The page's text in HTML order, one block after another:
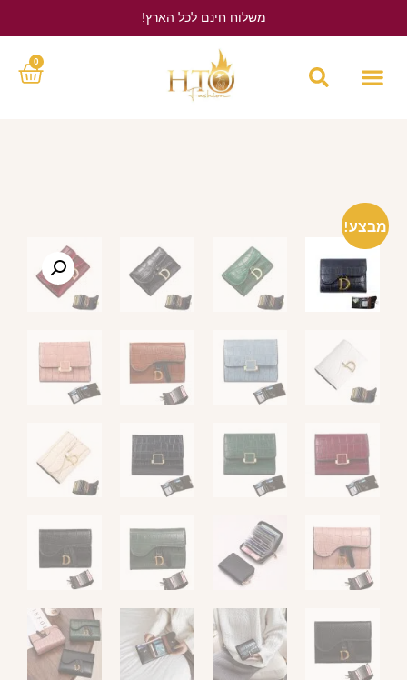
משלוח חינם לכל הארץ!
0
מבצע!